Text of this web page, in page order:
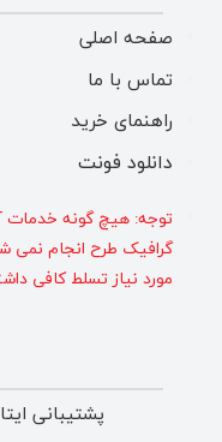
صفحه اصلی
تماس با ما
راهنمای خرید
دانلود فونت
توجه: هیچ گونه
گرافیک طرح انجام نمی
مورد نیاز تسلط کافی
پشتیبانی